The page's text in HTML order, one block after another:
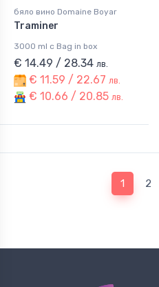
бяло вино Domaine Boyar
Traminer
3000 ml с Bag in box
€ 14.49 / 28.34 лв.
€ 11.59 / 22.67 лв.
€ 10.66 / 20.85 лв.
1(current)
2